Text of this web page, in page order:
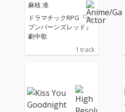
麻枝 准
ドラマチックRPG『ヘ
ブンバーンズレッド』
劇中歌
1 track